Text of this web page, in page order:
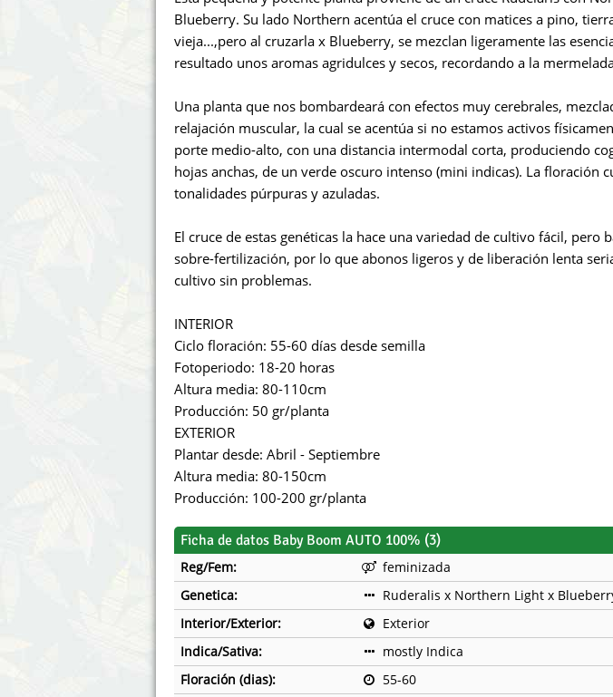
Annabelle´s Garden
Barney's Farm
Bulk Seed Bank
Bulldog Seeds
Fast Buds
Female Seeds
Genehtik Seeds
Green Bodhi
Mallorca
Ministry of
Paradise
Blueberry. Su lado Northern acentúa el cruce con matices a pino,
vieja...,pero al cruzarla x Blueberry, se mezclan ligeramente las
resultado unos aromas agridulces y secos, recordando a la
Una planta que nos bombardeará con efectos muy cerebrales,
relajación muscular, la cual se acentúa si no estamos activos
porte medio-alto, con una distancia intermodal corta, produciendo
hojas anchas, de un verde oscuro intenso (mini indicas). La floración
tonalidades púrpuras y azuladas.
El cruce de estas genéticas la hace una variedad de cultivo fácil, pero
sobre-fertilización, por lo que abonos ligeros y de liberación lenta
cultivo sin problemas.
INTERIOR
Ciclo floración: 55-60 días desde semilla
Fotoperiodo: 18-20 horas
Altura media: 80-110cm
Producción: 50 gr/planta
EXTERIOR
Plantar desde: Abril - Septiembre
Altura media: 80-150cm
Producción: 100-200 gr/planta
Ficha de datos Baby Boom AUTO 100% (3)
Reg/Fem:
feminizada
Genetica:
Ruderalis x Northern Light x
Interior/Exterior:
Exterior
Indica/Sativa:
mostly Indica
Floración (dias):
55-60